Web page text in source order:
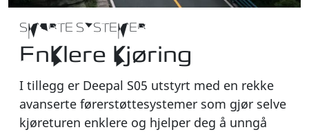
SMARTE SYSTEMER
Enklere kjøring
I tillegg er Deepal S05 utstyrt med en rekke
avanserte førerstøttesystemer som gjør selve
kjøreturen enklere og hjelper deg å unngå